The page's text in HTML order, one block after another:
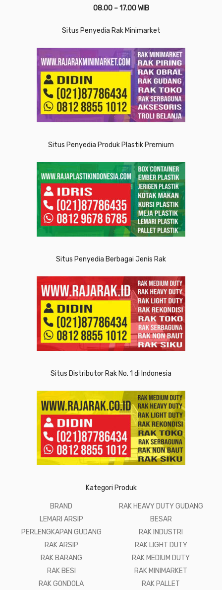
08.00 – 17.00 WIB
Situs Penyedia Rak Minimarket
Situs Penyedia Produk Plastik Premium
Situs Penyedia Berbagai Jenis Rak
Situs Distributor Rak No. 1 di Indonesia
Kategori Produk
BRAND
LEMARI ARSIP
PERLENGKAPAN GUDANG
RAK ARSIP
RAK BARANG
RAK BESI
RAK GONDOLA
RAK HEAVY DUTY GUDANG
BESAR
RAK INDUSTRI
RAK LIGHT DUTY
RAK MEDIUM DUTY
RAK MINIMARKET
RAK PALLET